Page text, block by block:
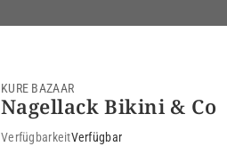
KURE BAZAAR
Nagellack Bikini & Co
VerfügbarkeitVerfügbar